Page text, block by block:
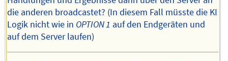
die anderen broadcastet? (In diesem Fall müsste die KI
Logik nicht wie in OPTION 1 auf den Endgeräten und
auf dem Server laufen)